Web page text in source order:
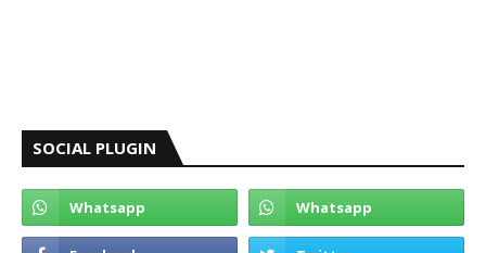
SOCIAL PLUGIN